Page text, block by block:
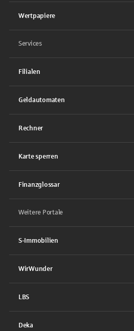
Wertpapiere
Services
Filialen
Geldautomaten
Rechner
Karte sperren
Finanzglossar
Weitere Portale
S-Immobilien
WirWunder
LBS
Deka